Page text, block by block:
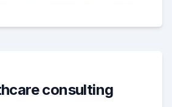
consulting